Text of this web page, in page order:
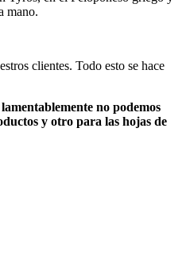
mano.
clientes. Todo esto se hace
no podemos
y otro para las hojas de